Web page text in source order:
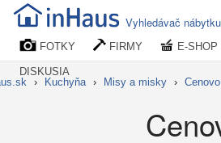
Vyhledávač nábytku
FOTKY FIRMY E-SHOP
DISKUSIA
› Kuchyňa › Misy a misky ›